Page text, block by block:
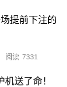
提前下注的
阅读 7331
送了命！